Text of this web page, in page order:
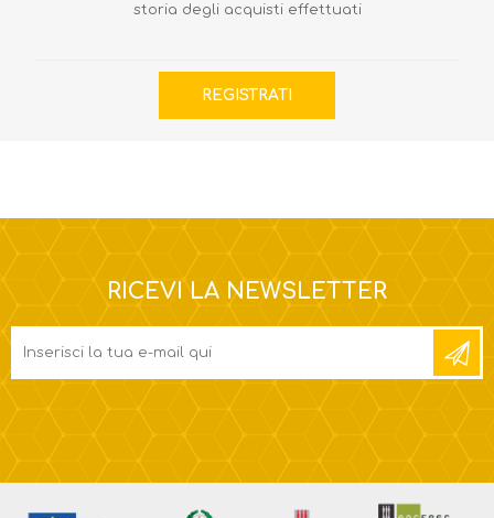
storia degli acquisti effettuati
RICEVI LA NEWSLETTER